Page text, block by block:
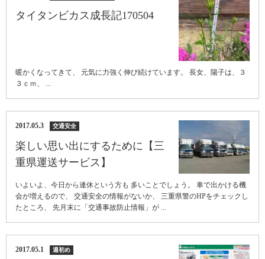
タイタンビカス成長記170504
暖かくなってきて、 元気に力強く伸び続けています。 長女、陽子は、３
３ｃｍ、 ...
2017.05.3 交通安全
楽しい思い出にするために【三
重県運送サービス】
いよいよ、今日から連休という方も 多いことでしょう。 車で出かける機
会が増えるので、 交通安全の情報がないか、 三重県警のHPをチェックし
たところ、 先月末に「交通事故防止情報」が ...
2017.05.1 週初め